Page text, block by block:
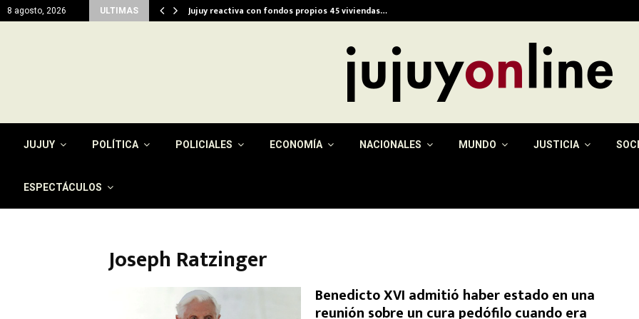
8 agosto, 2026 ULTIMAS Jujuy reactiva con fondos propios 45 viviendas…
JUJUY POLÍTICA POLICIALES ECONOMÍA NACIONALES MUNDO JUSTICIA
ESPECTÁCULOS
Joseph Ratzinger
Benedicto XVI admitió haber estado en una
reunión sobre un cura pedófilo cuando era